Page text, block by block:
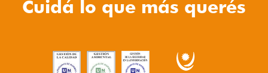
Cuidá lo que más querés